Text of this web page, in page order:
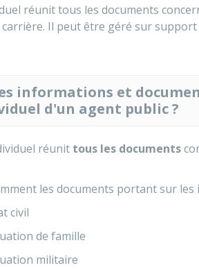
réunit tous les documents
Il peut être géré sur support
informations et
d'un agent public ?
réunit tous les documents
les documents portant sur
civil
de famille
militaire